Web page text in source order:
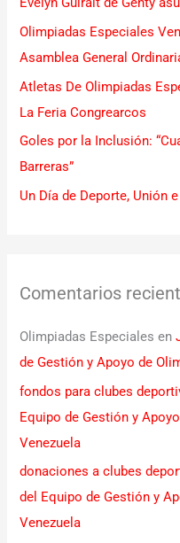
p
o
r
:
Olimpiadas Especiales
Asamblea General
Atletas De Olimpiadas
La Feria Congrearcos
Goles por la Inclusión:
Barreras”
Un Día de Deporte, Unión
Comentarios
Olimpiadas Especiales en
de Gestión y Apoyo de
fondos para clubes
Equipo de Gestión y
Venezuela
donaciones a clubes
del Equipo de Gestión y
Venezuela